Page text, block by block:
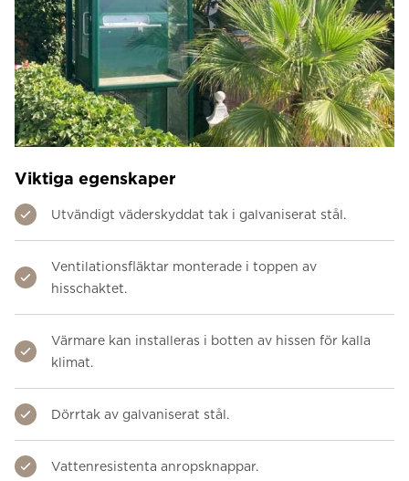
Viktiga egenskaper
Utvändigt väderskyddat tak i galvaniserat stål.
Ventilationsfläktar monterade i toppen av
hisschaktet.
Värmare kan installeras i botten av hissen för kalla
klimat.
Dörrtak av galvaniserat stål.
Vattenresistenta anropsknappar.